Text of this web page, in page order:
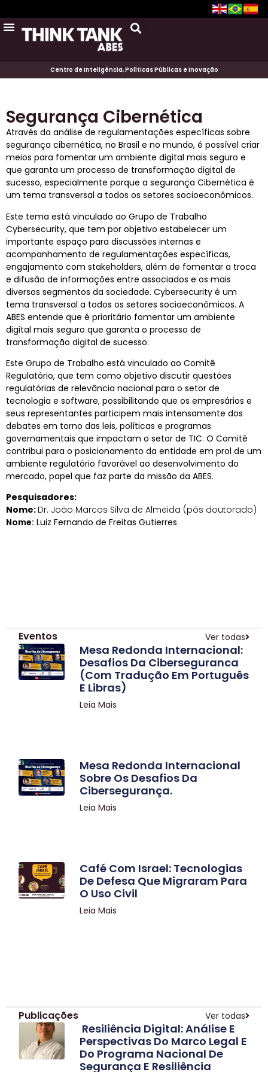
Centro de Inteligência, Políticas Públicas e Inovação
Segurança Cibernética
Através da análise de regulamentações específicas sobre
segurança cibernética, no Brasil e no mundo, é possível criar
meios para fomentar um ambiente digital mais seguro e
que garanta um processo de transformação digital de
sucesso, especialmente porque a segurança Cibernética é
um tema transversal a todos os setores socioeconômicos.
Este tema está vinculado ao Grupo de Trabalho
Cybersecurity, que tem por objetivo estabelecer um
importante espaço para discussões internas e
acompanhamento de regulamentações específicas,
engajamento com stakeholders, além de fomentar a troca
e difusão de informações entre associados e os mais
diversos segmentos da sociedade. Cybersecurity é um
tema transversal a todos os setores socioeconômicos. A
ABES entende que é prioritário fomentar um ambiente
digital mais seguro que garanta o processo de
transformação digital de sucesso.
Este Grupo de Trabalho está vinculado ao Comitê
Regulatório, que tem como objetivo discutir questões
regulatórias de relevância nacional para o setor de
tecnologia e software, possibilitando que os empresários e
seus representantes participem mais intensamente dos
debates em torno das leis, políticas e programas
governamentais que impactam o setor de TIC. O Comitê
contribui para o posicionamento da entidade em prol de um
ambiente regulatório favorável ao desenvolvimento do
mercado, papel que faz parte da missão da ABES.
Pesquisadores:
Nome: Dr. João Marcos Silva de Almeida (pós doutorado)
Nome: Luiz Fernando de Freitas Gutierres
Eventos Ver todas
Mesa Redonda Internacional:
Desafios Da Ciberseguranca
(com Tradução Em Português
E Libras)
Leia Mais
Mesa Redonda Internacional
Sobre Os Desafios Da
Cibersegurança.
Leia Mais
Café Com Israel: Tecnologias
De Defesa Que Migraram Para
O Uso Civil
Leia Mais
Publicações Ver todas
Resiliência Digital: Análise E
Perspectivas Do Marco Legal E
Do Programa Nacional De
Segurança E Resiliência